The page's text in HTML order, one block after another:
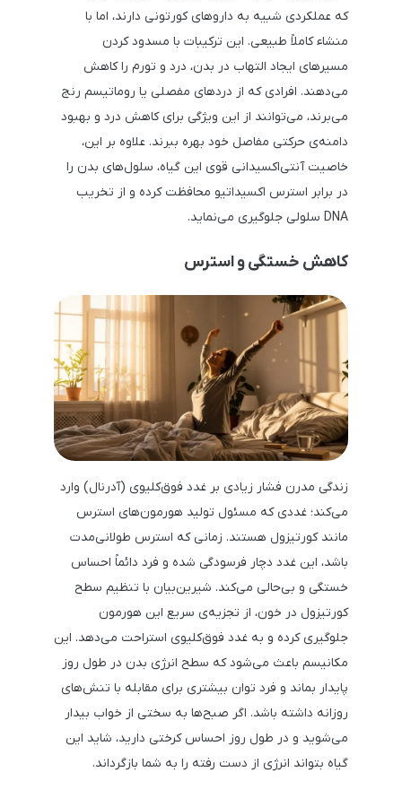
که عملکردی شبیه به داروهای کورتونی دارند، اما با
منشاء کاملاً طبیعی. این ترکیبات با مسدود کردن
مسیرهای ایجاد التهاب در بدن، درد و تورم را کاهش
می‌دهند. افرادی که از دردهای مفصلی یا روماتیسم رنج
می‌برند، می‌توانند از این ویژگی برای کاهش درد و بهبود
دامنه‌ی حرکتی مفاصل خود بهره ببرند. علاوه بر این،
خاصیت آنتی‌اکسیدانی قوی این گیاه، سلول‌های بدن را
در برابر استرس اکسیداتیو محافظت کرده و از تخریب
DNA سلولی جلوگیری می‌نماید.
کاهش خستگی و استرس
زندگی مدرن فشار زیادی بر غدد فوق‌کلیوی (آدرنال) وارد
می‌کند؛ غددی که مسئول تولید هورمون‌های استرس
مانند کورتیزول هستند. زمانی که استرس طولانی‌مدت
باشد، این غدد دچار فرسودگی شده و فرد دائماً احساس
خستگی و بی‌حالی می‌کند. شیرین‌بیان با تنظیم سطح
کورتیزول در خون، از تجزیه‌ی سریع این هورمون
جلوگیری کرده و به غدد فوق‌کلیوی استراحت می‌دهد. این
مکانیسم باعث می‌شود که سطح انرژی بدن در طول روز
پایدار بماند و فرد توان بیشتری برای مقابله با تنش‌های
روزانه داشته باشد. اگر صبح‌ها به سختی از خواب بیدار
می‌شوید و در طول روز احساس کرختی دارید، شاید این
گیاه بتواند انرژی از دست رفته را به شما بازگرداند.